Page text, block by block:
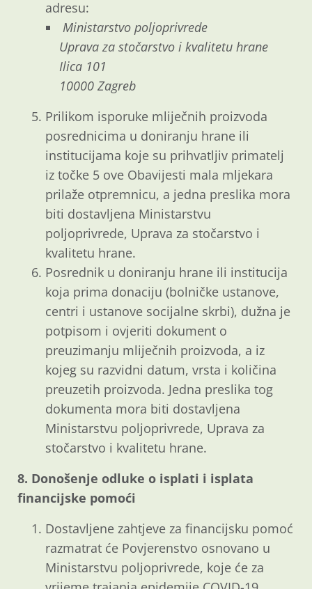
adresu:
Ministarstvo poljoprivrede
Uprava za stočarstvo i kvalitetu hrane
Ilica 101
10000 Zagreb
Prilikom isporuke mliječnih proizvoda
posrednicima u doniranju hrane ili
institucijama koje su prihvatljiv primatelj
iz točke 5 ove Obavijesti mala mljekara
prilaže otpremnicu, a jedna preslika mora
biti dostavljena Ministarstvu
poljoprivrede, Uprava za stočarstvo i
kvalitetu hrane.
Posrednik u doniranju hrane ili institucija
koja prima donaciju (bolničke ustanove,
centri i ustanove socijalne skrbi), dužna je
potpisom i ovjeriti dokument o
preuzimanju mliječnih proizvoda, a iz
kojeg su razvidni datum, vrsta i količina
preuzetih proizvoda. Jedna preslika tog
dokumenta mora biti dostavljena
Ministarstvu poljoprivrede, Uprava za
stočarstvo i kvalitetu hrane.
8. Donošenje odluke o isplati i isplata
financijske pomoći
Dostavljene zahtjeve za financijsku pomoć
razmatrat će Povjerenstvo osnovano u
Ministarstvu poljoprivrede, koje će za